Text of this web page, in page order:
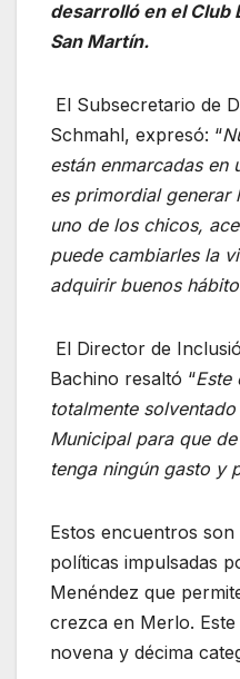
desarrolló en el Club
San Martín.
El Subsecretario de
Schmahl, expresó: “
están enmarcadas en
es primordial generar
uno de los chicos,
puede cambiarles la
adquirir buenos
El Director de
Bachino resaltó “Este
totalmente
Municipal para que
tenga ningún gasto y
Estos encuentros
políticas impulsadas
Menéndez que
crezca en Merlo.
novena y décima